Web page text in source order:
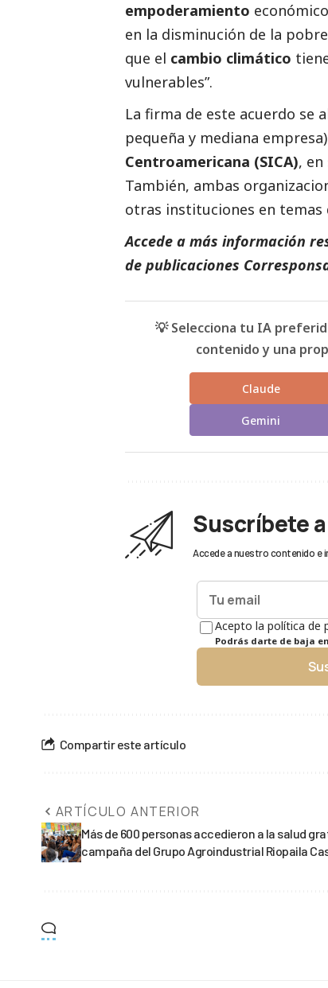
empoderamiento
en la disminución de la
que el cambio climático
vulnerables”.
La firma de este acuerdo se
pequeña y mediana
Centroamericana (SICA),
También, ambas
otras instituciones en
Accede a más información
de publicaciones
💡 Selecciona tu IA
contenido y una
Claude
Gemini
Suscríbete
Accede a nuestro contenido e
Acepto la política de
Podrás darte de baja
Compartir este artículo
ARTÍCULO ANTERIOR
Más de 600 personas accedieron a la salud
campaña del Grupo Agroindustrial Riopaila